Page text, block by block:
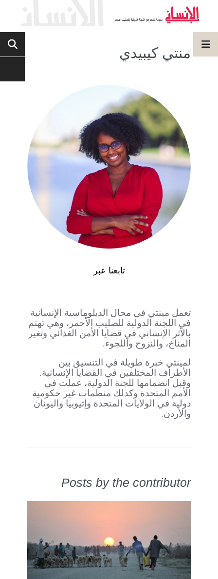
منتي كيبيدي
تابعنا عبر
تعمل مينتي في مجال الدبلوماسية الإنسانية
في اللجنة الدولية للصليب الأحمر، وهي تهتم
بالأثر الإنساني في قضايا الأمن الغذائي وتغير
المناخ، والنزوح واللجوء.
لمينتي خبرة طويلة في التنسيق بين
الأطراف المختلفين في القضايا الإنسانية.
وقبل انضمامها للجنة الدولية، عملت في
الأمم المتحدة وكذلك منظمات غير حكومية
دولية في الولايات المتحدة وإثيوبيا واليونان
والأردن.
Posts by the contributor